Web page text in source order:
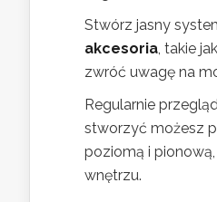
Stwórz jasny
akcesoria, takie
zwróć uwagę na
Regularnie
stworzyć możesz
poziomą i
wnętrzu.